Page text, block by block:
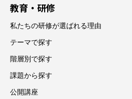
教育・研修
私たちの研修が選ばれる理由
テーマで探す
階層別で探す
課題から探す
公開講座